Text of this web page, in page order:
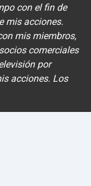
con el fin de
mis acciones.
mis miembros,
comerciales
por
acciones. Los